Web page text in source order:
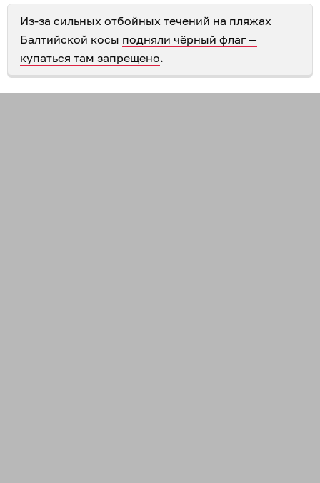
Из-за сильных отбойных течений на пляжах
Балтийской косы подняли чёрный флаг —
купаться там запрещено.